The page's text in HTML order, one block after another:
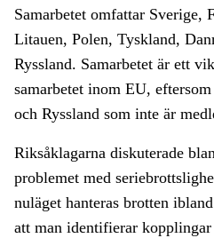
Samarbetet omfattar Sverige,
Litauen, Polen, Tyskland,
Ryssland. Samarbetet är ett
samarbetet inom EU,
och Ryssland som inte är
Riksåklagarna diskuterade
problemet med
nuläget hanteras brotten
att man identifierar